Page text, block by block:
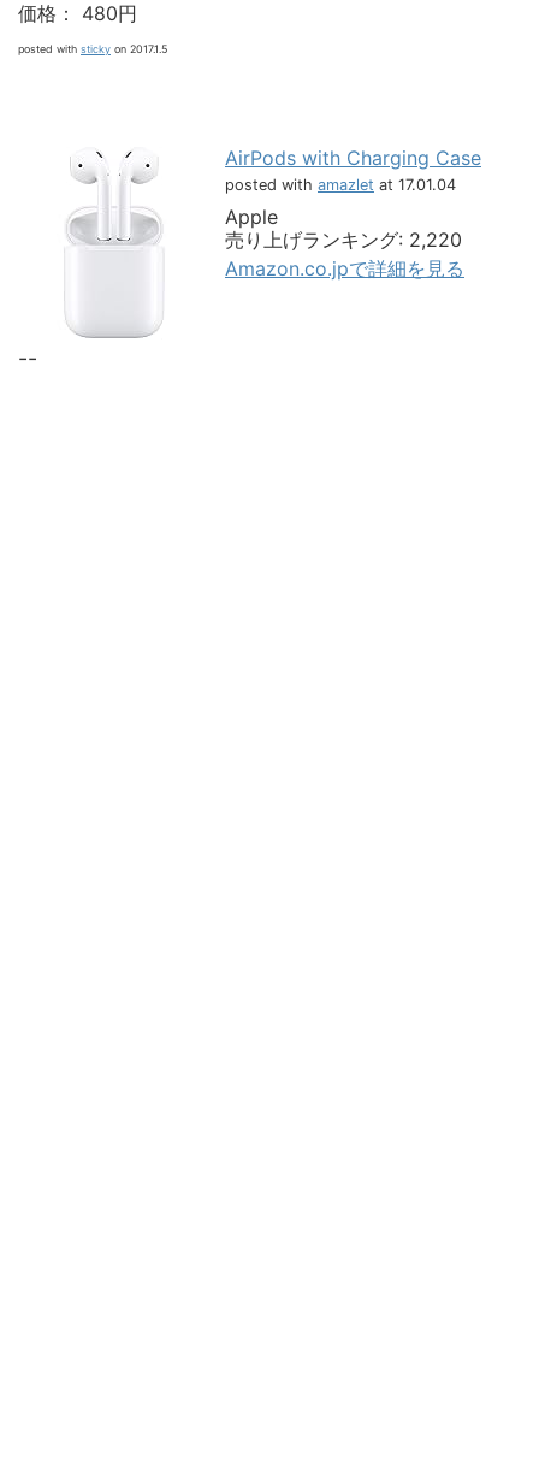
価格： 480円
posted with sticky on 2017.1.5
AirPods with Charging Case
posted with amazlet at 17.01.04
Apple
売り上げランキング: 2,220
Amazon.co.jpで詳細を見る
--